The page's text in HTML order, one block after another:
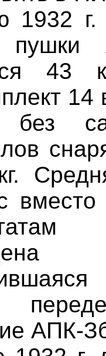
1932 г.
пушки
43
без
АПК-